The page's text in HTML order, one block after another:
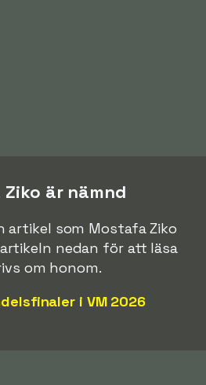
är nämnd
artikel som Mostafa Ziko
nedan för att läsa
om honom.
i VM 2026